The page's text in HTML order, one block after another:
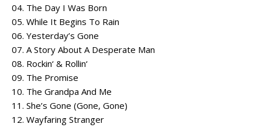
04. The Day I Was Born
05. While It Begins To Rain
06. Yesterday’s Gone
07. A Story About A Desperate Man
08. Rockin‘ & Rollin‘
09. The Promise
10. The Grandpa And Me
11. She’s Gone (Gone, Gone)
12. Wayfaring Stranger